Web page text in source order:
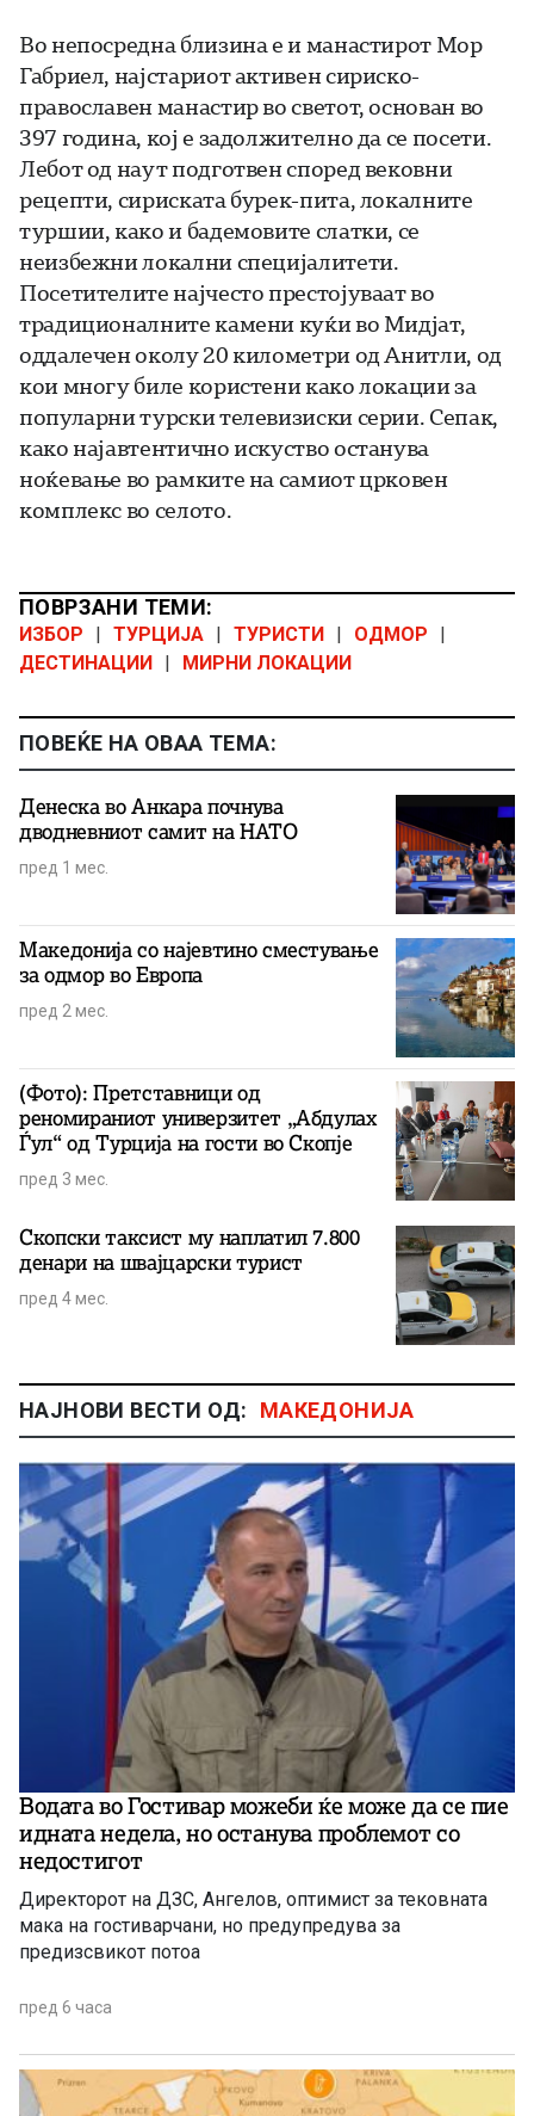
Во непосредна близина е и манастирот Мор
Габриел, најстариот активен сириско-
православен манастир во светот, основан во
397 година, кој е задолжително да се посети.
Лебот од наут подготвен според вековни
рецепти, сириската бурек-пита, локалните
туршии, како и бадемовите слатки, се
неизбежни локални специјалитети.
Посетителите најчесто престојуваат во
традиционалните камени куќи во Мидјат,
оддалечен околу 20 километри од Анитли, од
кои многу биле користени како локации за
популарни турски телевизиски серии. Сепак,
како најавтентично искуство останува
ноќевање во рамките на самиот црковен
комплекс во селото.
ПОВРЗАНИ ТЕМИ:
ИЗБОР | ТУРЦИЈА | ТУРИСТИ | ОДМОР
|
ДЕСТИНАЦИИ | МИРНИ ЛОКАЦИИ
ПОВЕЌЕ НА ОВАА ТЕМА:
Денеска во Анкара почнува
дводневниот самит на НАТО
пред 1 мес.
Македонија со најевтино сместување
за одмор во Европа
пред 2 мес.
(Фото): Претставници од
реномираниот универзитет „Абдулах
Ѓул“ од Турција на гости во Скопје
пред 3 мес.
Скопски таксист му наплатил 7.800
денари на швајцарски турист
пред 4 мес.
НАЈНОВИ ВЕСТИ ОД: МАКЕДОНИЈА
Водата во Гостивар можеби ќе може да се пие
идната недела, но останува проблемот со
недостигот
Директорот на ДЗС, Ангелов, оптимист за тековната
мака на гостиварчани, но предупредува за
предизсвикот потоа
пред 6 часа